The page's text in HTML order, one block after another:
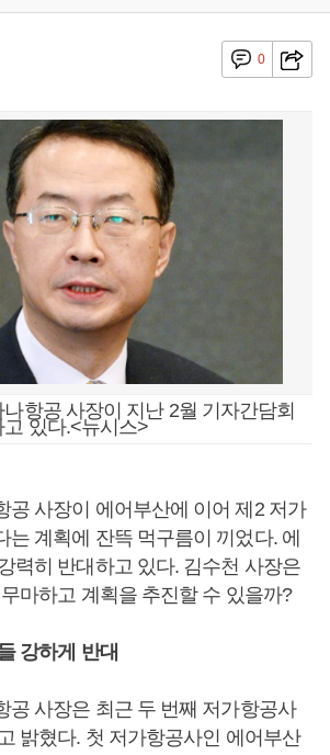
0
항공 사장이 지난 2월 기자간담회
있다.<뉴시스>
공 사장이 에어부산에 이어 제2 저가
는 계획에 잔뜩 먹구름이 끼었다. 에
력히 반대하고 있다. 김수천 사장은
마하고 계획을 추진할 수 있을까?
강하게 반대
공 사장은 최근 두 번째 저가항공사
밝혔다. 첫 저가항공사인 에어부산